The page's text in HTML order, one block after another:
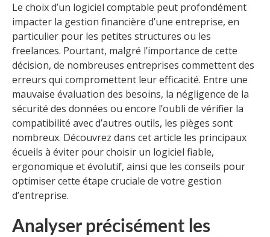
Le choix d’un logiciel comptable peut profondément
impacter la gestion financière d’une entreprise, en
particulier pour les petites structures ou les
freelances. Pourtant, malgré l’importance de cette
décision, de nombreuses entreprises commettent des
erreurs qui compromettent leur efficacité. Entre une
mauvaise évaluation des besoins, la négligence de la
sécurité des données ou encore l’oubli de vérifier la
compatibilité avec d’autres outils, les pièges sont
nombreux. Découvrez dans cet article les principaux
écueils à éviter pour choisir un logiciel fiable,
ergonomique et évolutif, ainsi que les conseils pour
optimiser cette étape cruciale de votre gestion
d’entreprise.
Analyser précisément les